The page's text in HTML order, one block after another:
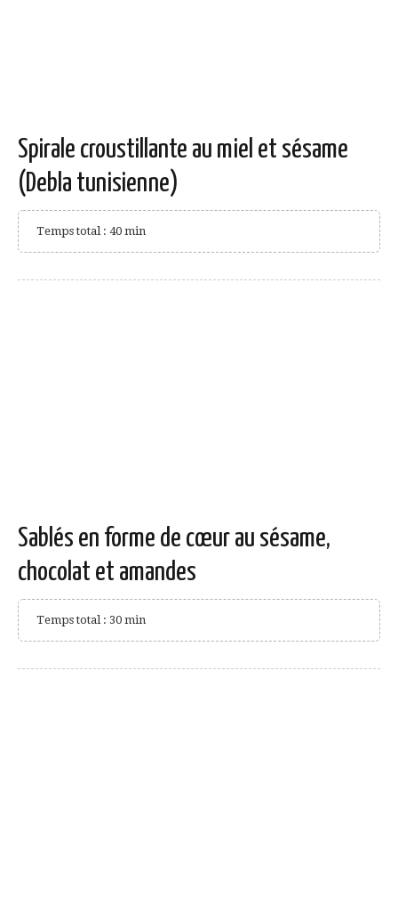
Spirale croustillante au miel et sésame
(Debla tunisienne)
Temps total : 40 min
Sablés en forme de cœur au sésame,
chocolat et amandes
Temps total : 30 min